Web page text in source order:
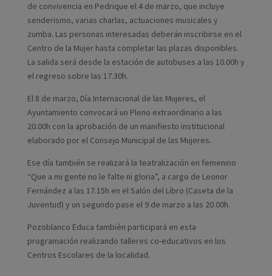
de convivencia en Pedrique el 4 de marzo, que incluye
senderismo, varias charlas, actuaciones musicales y
zumba. Las personas interesadas deberán inscribirse en el
Centro de la Mujer hasta completar las plazas disponibles.
La salida será desde la estación de autobuses a las 10.00h y
el regreso sobre las 17.30h.
El 8 de marzo, Día Internacional de las Mujeres, el
Ayuntamiento convocará un Pleno extraordinario a las
20.00h con la aprobación de un manifiesto institucional
elaborado por el Consejo Municipal de las Mujeres.
Ese día también se realizará la teatralización en femenino
“Que a mi gente no le falte ni gloria”, a cargo de Leonor
Fernández a las 17.15h en el Salón del Libro (Caseta de la
Juventud) y un segundo pase el 9 de marzo a las 20.00h.
Pozoblanco Educa también participará en esta
programación realizando talleres co-educativos en los
Centros Escolares de la localidad.